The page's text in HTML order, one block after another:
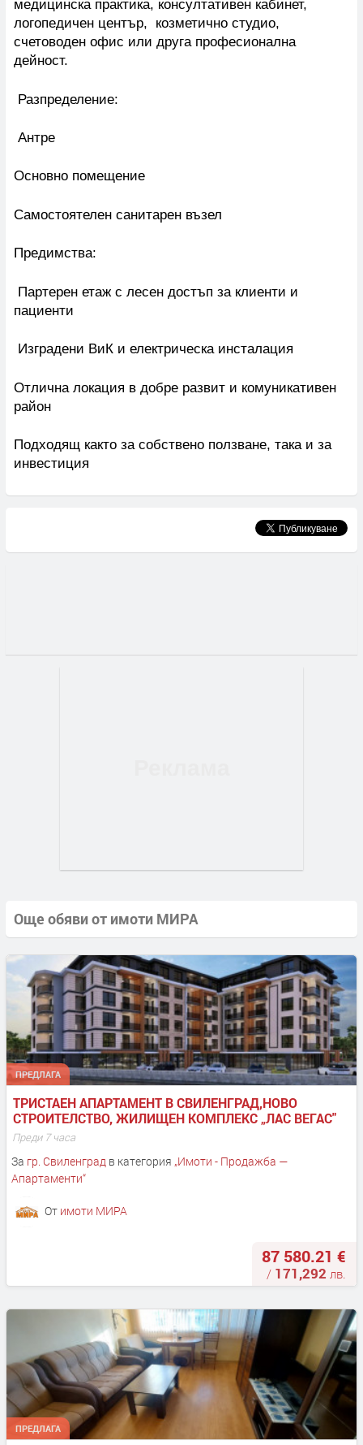
медицинска практика, консултативен кабинет,
логопедичен център, козметично студио,
счетоводен офис или друга професионална
дейност.
Разпределение:
Антре
Основно помещение
Самостоятелен санитарен възел
Предимства:
Партерен етаж с лесен достъп за клиенти и
пациенти
Изградени ВиК и електрическа инсталация
Отлична локация в добре развит и комуникативен
район
Подходящ както за собствено ползване, така и за
инвестиция
Още обяви от имоти МИРА
ПРЕДЛАГА
ТРИСТАЕН АПАРТАМЕНТ В СВИЛЕНГРАД,НОВО
СТРОИТЕЛСТВО, ЖИЛИЩЕН КОМПЛЕКС „ЛАС ВЕГАС"
Преди 7 часа
За гр. Свиленградв категория „Имоти - Продажба —
Апартаменти“
От имоти МИРА
87 580.21 €
/ 171,292 лв.
ПРЕДЛАГА